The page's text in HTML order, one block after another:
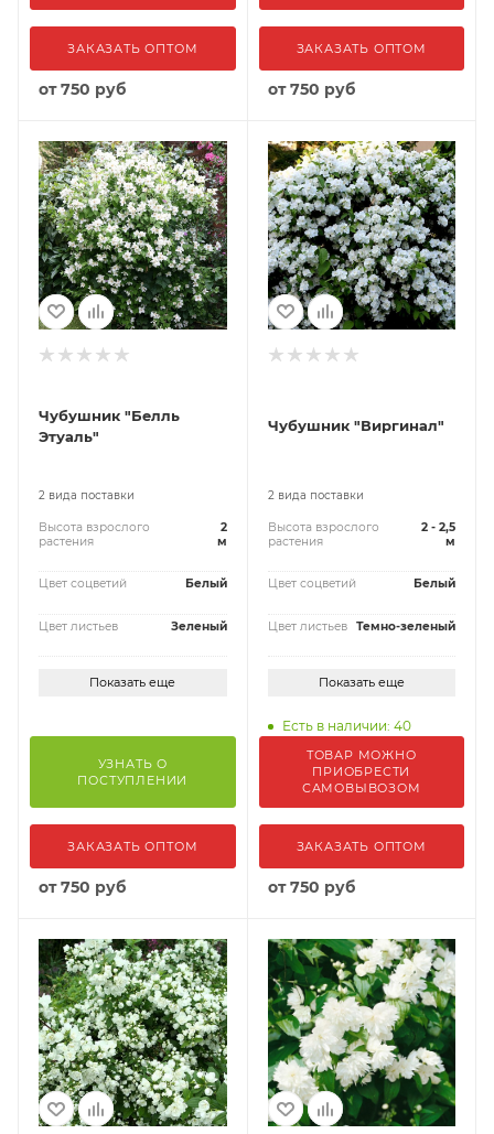
ЗАКАЗАТЬ ОПТОМ
от750 руб
ЗАКАЗАТЬ ОПТОМ
от750 руб
Чубушник "Белль
Этуаль"
2 вида поставки
Высота взрослого
растения
2
м
Цвет соцветий Белый
Цвет листьев Зеленый
Показать еще
УЗНАТЬ О
ПОСТУПЛЕНИИ
ЗАКАЗАТЬ ОПТОМ
от750 руб
Чубушник "Виргинал"
2 вида поставки
Высота взрослого
растения
2 - 2,5
м
Цвет соцветий Белый
Цвет листьев Темно-зеленый
Показать еще
Есть в наличии: 40
ТОВАР МОЖНО
ПРИОБРЕСТИ
САМОВЫВОЗОМ
ЗАКАЗАТЬ ОПТОМ
от750 руб